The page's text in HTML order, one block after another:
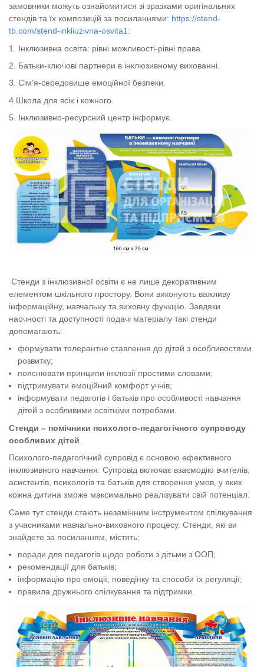
замовники можуть ознайомитися зі зразками оригінальних
стендів та їх композицій за посиланнями: https://stend-
tb.com/stend-inkliuzivna-osvita1 :
1. Інклюзивна освіта: рівні можливості-рівні права.
2. Батьки-ключові партнери в інклюзивному вихованні.
3. Сім’я-середовище емоційної безпеки.
4.Школа для всіх і кожного.
5. Інклюзивно-ресурсний центр інформує.
Стенди з інклюзивної освіти є не лише декоративним
елементом шкільного простору. Вони виконують важливу
інформаційну, навчальну та виховну функцію. Завдяки
наочності та доступності подачі матеріалу такі стенди
допомагають:
формувати толерантне ставлення додітей з особливостями
розвитку;
пояснювати принципи інклюзії простими словами;
підтримувати емоційний комфорт учнів;
інформувати педагогів і батьків про особливості навчання
дітей з особливими освітніми потребами.
Стенди – помічники психолого-педагогічного супроводу
особливих дітей
Психолого-педагогічний супровід є основою ефективного
інклюзивного навчання. Супровід включає взаємодію вчителів,
асистентів, психологів та батьків для створення умов, у яких
кожна дитина зможе максимально реалізувати свій потенціал.
Саме тут стенди стають незамінним інструментом спілкування
з учасниками навчально-виховного процесу. Стенди, які ви
знайдете за посиланням, містять:
поради для педагогів щодо роботи з дітьми з ООП;
рекомендації для батьків;
інформацію про емоції, поведінку та способи їх регуляції;
правила дружнього спілкування та підтримки.